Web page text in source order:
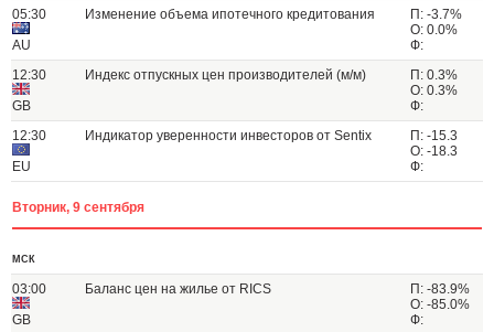
05:30
AU
Изменение объема ипотечного кредитования
П: -3.7%
О: 0.0%
Ф:
12:30
GB
Индекс отпускных цен производителей (м/м)
П: 0.3%
О: 0.3%
Ф:
12:30
EU
Индикатор уверенности инвесторов от Sentix
П: -15.3
О: -18.3
Ф:
Вторник, 9 сентября
МСК
03:00
GB
Баланс цен на жилье от RICS
П: -83.9%
О: -85.0%
Ф: